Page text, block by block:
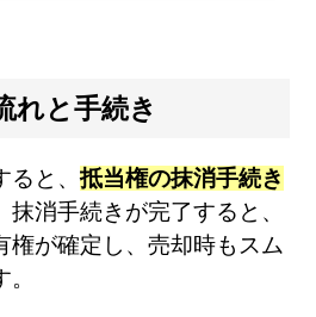
れと手続き
ると、抵当権の抹消手続き
消手続きが完了すると、
権が確定し、売却時もスム